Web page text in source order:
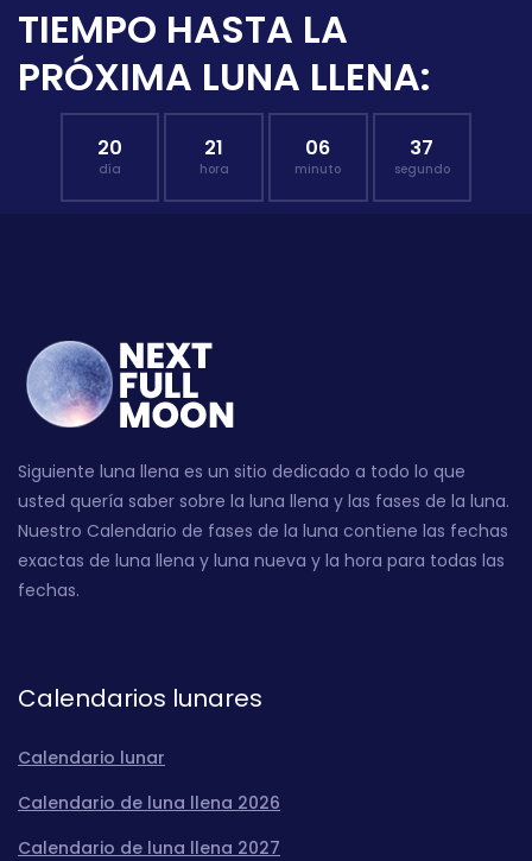
TIEMPO HASTA LA
PRÓXIMA LUNA LLENA:
20
día
21
hora
06
minuto
36
segundo
Siguiente luna llena es un sitio dedicado a todo lo que
usted quería saber sobre la luna llena y las fases de la luna.
Nuestro Calendario de fases de la luna contiene las fechas
exactas de luna llena y luna nueva y la hora para todas las
fechas.
Calendarios lunares
Calendario lunar
Calendario de luna llena 2026
Calendario de luna llena 2027